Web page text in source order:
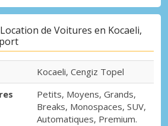
de Voitures en Kocaeli,
Kocaeli, Cengiz Topel
Petits, Moyens, Grands,
Breaks, Monospaces, SUV,
Automatiques, Premium.